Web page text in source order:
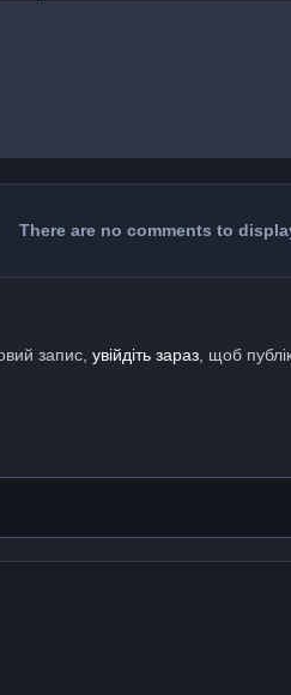
There are no comments to
запис, увійдіть зараз, щоб